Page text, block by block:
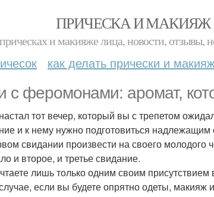
ПРИЧЕСКА И МАКИЯЖ
и макияже лица, новости, отзывы,
как делать прически и макияж
с феромонами: аромат,
тот вечер, который вы с трепетом
и к нему нужно подготовиться
свидании произвести на своего молодого
и второе, и третье свидание.
лишь только одним своим
если вы будете опрятно одеты, макияж